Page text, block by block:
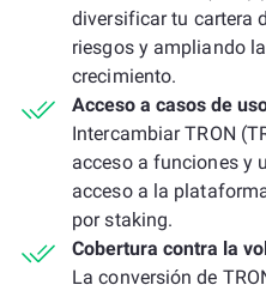
diversificar tu cartera
riesgos y ampliando
crecimiento.
Acceso a casos de
Intercambiar TRON
acceso a funciones y
acceso a la
por staking.
Cobertura contra la
La conversión de